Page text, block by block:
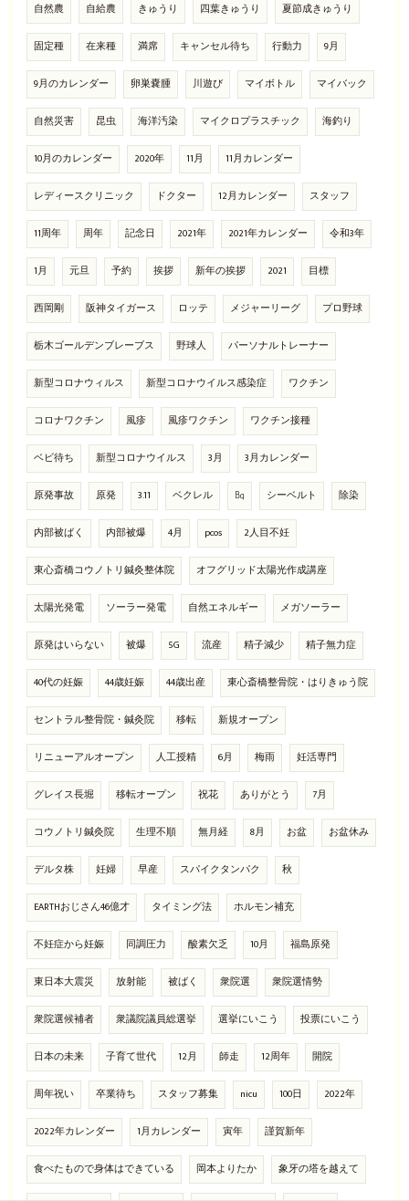
自然農 自給農 きゅうり 四葉きゅうり 夏節成きゅうり
固定種 在来種 満席 キャンセル待ち 行動力 9月
9月のカレンダー 卵巣嚢腫 川遊び マイボトル マイバック
自然災害 昆虫 海洋汚染 マイクロプラスチック 海釣り
10月のカレンダー 2020年 11月 11月カレンダー
レディースクリニック ドクター 12月カレンダー スタッフ
11周年 周年 記念日 2021年 2021年カレンダー 令和3年
1月 元旦 予約 挨拶 新年の挨拶 2021 目標
西岡剛 阪神タイガース ロッテ メジャーリーグ プロ野球
栃木ゴールデンブレーブス 野球人 パーソナルトレーナー
新型コロナウィルス 新型コロナウイルス感染症 ワクチン
コロナワクチン 風疹 風疹ワクチン ワクチン接種
ベビ待ち 新型コロナウイルス 3月 3月カレンダー
原発事故 原発 3.11 ベクレル ㏃ シーベルト 除染
内部被ばく 内部被爆 4月 pcos 2人目不妊
東心斎橋コウノトリ鍼灸整体院 オフグリッド太陽光作成講座
太陽光発電 ソーラー発電 自然エネルギー メガソーラー
原発はいらない 被爆 5G 流産 精子減少 精子無力症
40代の妊娠 44歳妊娠 44歳出産 東心斎橋整骨院・はりきゅう院
セントラル整骨院・鍼灸院 移転 新規オープン
リニューアルオープン 人工授精 6月 梅雨 妊活専門
グレイス長堀 移転オープン 祝花 ありがとう 7月
コウノトリ鍼灸院 生理不順 無月経 8月 お盆 お盆休み
デルタ株 妊婦 早産 スパイクタンパク 秋
EARTHおじさん46億才 タイミング法 ホルモン補充
不妊症から妊娠 同調圧力 酸素欠乏 10月 福島原発
東日本大震災 放射能 被ばく 衆院選 衆院選情勢
衆院選候補者 衆議院議員総選挙 選挙にいこう 投票にいこう
日本の未来 子育て世代 12月 師走 12周年 開院
周年祝い 卒業待ち スタッフ募集 nicu 100日 2022年
2022年カレンダー 1月カレンダー 寅年 謹賀新年
食べたもので身体はできている 岡本よりたか 象牙の塔を越えて